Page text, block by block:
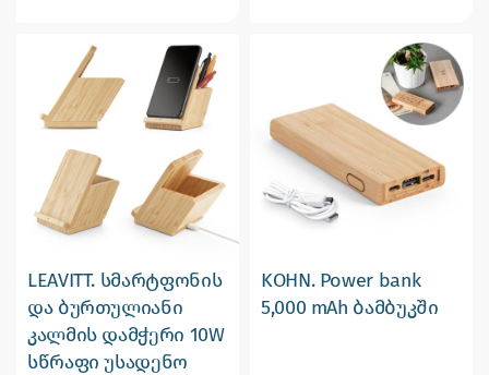
LEAVITT. სმარტფონის
და ბურთულიანი
კალმის დამჭერი 10W
სწრაფი უსადენო
KOHN. Power bank
5,000 mAh ბამბუკში